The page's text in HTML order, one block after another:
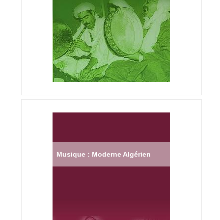
Musique : Moderne Algérien